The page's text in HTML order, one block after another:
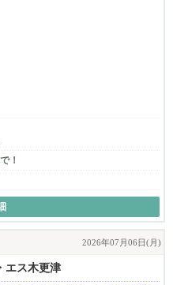
も充実させながら働きたい
社後の研修でしっかりと交通
で未経験で始められる方も多
いので安定して働くことが出
は手当もありますのでご経験
！
2026年07月06日(月)
エス木更津